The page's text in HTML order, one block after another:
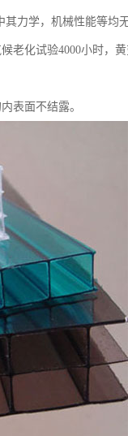
力学，机械性能等均无
老化试验4000小时，
表面不结露。